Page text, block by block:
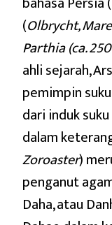
(Olbrycht,
Parthia (ca.
ahli sejarah,
pemimpin
dari induk
dalam
Zoroaster)
penganut
Daha, atau